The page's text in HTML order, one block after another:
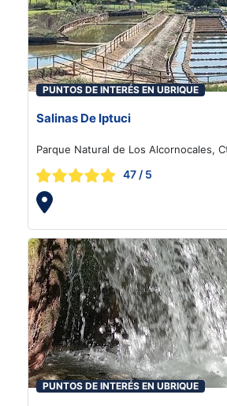
PUNTOS DE INTERÉS EN UBRIQUE
Salinas De Iptuci
Parque Natural de Los Alcornocales,
47 / 5
PUNTOS DE INTERÉS EN UBRIQUE